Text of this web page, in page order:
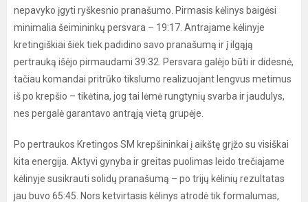
nepavyko įgyti ryškesnio pranašumo. Pirmasis kėlinys baigėsi
minimalia šeimininkų persvara – 19:17. Antrajame kėlinyje
kretingiškiai šiek tiek padidino savo pranašumą ir į ilgąją
pertrauką išėjo pirmaudami 39:32. Persvara galėjo būti ir didesnė,
tačiau komandai pritrūko tikslumo realizuojant lengvus metimus
iš po krepšio – tikėtina, jog tai lėmė rungtynių svarba ir jaudulys,
nes pergalė garantavo antrąją vietą grupėje.
Po pertraukos Kretingos SM krepšininkai į aikštę grįžo su visiškai
kita energija. Aktyvi gynyba ir greitas puolimas leido trečiajame
kėlinyje susikrauti solidų pranašumą – po trijų kėlinių rezultatas
jau buvo 65:45. Nors ketvirtasis kėlinys atrodė tik formalumas,